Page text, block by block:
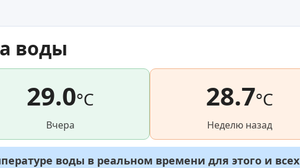
воды
29.0°C
Вчера
28.7°C
Неделю назад
воды в реальном времени для этого и всех